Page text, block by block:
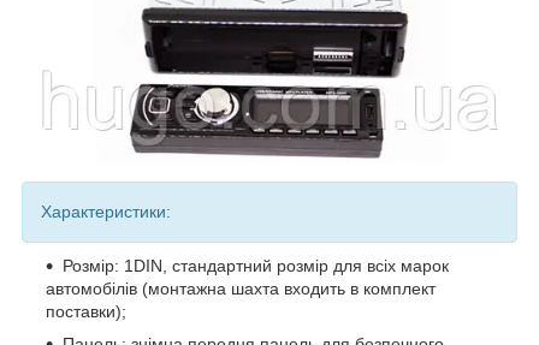
Характеристики:
Розмір: 1DIN, стандартний розмір для всіх марок
автомобілів (монтажна шахта входить в комплект
поставки);